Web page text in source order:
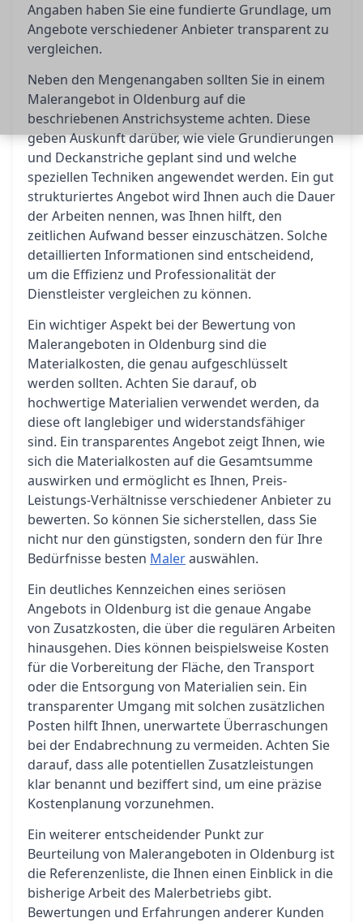
Angaben haben Sie eine fundierte Grundlage, um
Angebote verschiedener Anbieter transparent zu
vergleichen.
Neben den Mengenangaben sollten Sie in einem
Malerangebot in Oldenburg auf die
beschriebenen Anstrichsysteme achten. Diese
geben Auskunft darüber, wie viele Grundierungen
und Deckanstriche geplant sind und welche
speziellen Techniken angewendet werden. Ein gut
strukturiertes Angebot wird Ihnen auch die Dauer
der Arbeiten nennen, was Ihnen hilft, den
zeitlichen Aufwand besser einzuschätzen. Solche
detaillierten Informationen sind entscheidend,
um die Effizienz und Professionalität der
Dienstleister vergleichen zu können.
Ein wichtiger Aspekt bei der Bewertung von
Malerangeboten in Oldenburg sind die
Materialkosten, die genau aufgeschlüsselt
werden sollten. Achten Sie darauf, ob
hochwertige Materialien verwendet werden, da
diese oft langlebiger und widerstandsfähiger
sind. Ein transparentes Angebot zeigt Ihnen, wie
sich die Materialkosten auf die Gesamtsumme
auswirken und ermöglicht es Ihnen, Preis-
Leistungs-Verhältnisse verschiedener Anbieter zu
bewerten. So können Sie sicherstellen, dass Sie
nicht nur den günstigsten, sondern den für Ihre
Bedürfnisse besten Malerauswählen.
Ein deutliches Kennzeichen eines seriösen
Angebots in Oldenburg ist die genaue Angabe
von Zusatzkosten, die über die regulären Arbeiten
hinausgehen. Dies können beispielsweise Kosten
für die Vorbereitung der Fläche, den Transport
oder die Entsorgung von Materialien sein. Ein
transparenter Umgang mit solchen zusätzlichen
Posten hilft Ihnen, unerwartete Überraschungen
bei der Endabrechnung zu vermeiden. Achten Sie
darauf, dass alle potentiellen Zusatzleistungen
klar benannt und beziffert sind, um eine präzise
Kostenplanung vorzunehmen.
Ein weiterer entscheidender Punkt zur
Beurteilung von Malerangeboten in Oldenburg ist
die Referenzenliste, die Ihnen einen Einblick in die
bisherige Arbeit des Malerbetriebs gibt.
Bewertungen und Erfahrungen anderer Kunden